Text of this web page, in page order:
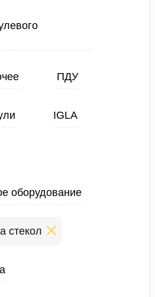
ПДУ
IGLA
оборудование
стекол